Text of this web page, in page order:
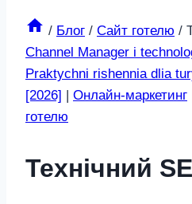
/ Блог / Сайт готелю /
Channel Manager i
Praktychni rishennia dlia
[2026]
Онлайн-маркетинг
готелю
Технічний